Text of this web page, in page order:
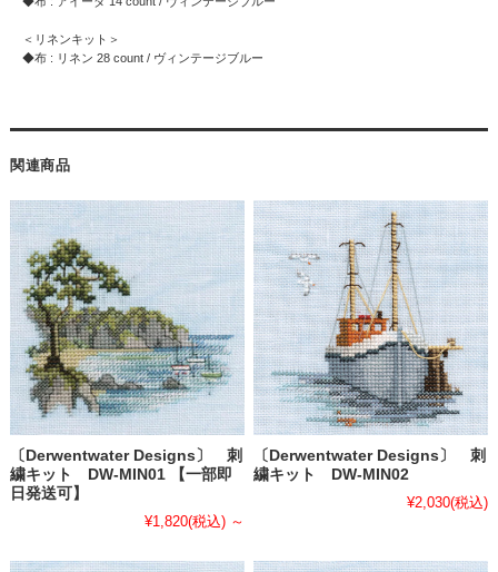
＜リネンキット＞
◆布 : リネン 28 count / ヴィンテージブルー
関連商品
〔Derwentwater Designs〕 刺
繍キット DW-MIN01 【一部即
日発送可】
¥1,820(税込) ～
〔Derwentwater Designs〕 刺
繍キット DW-MIN02
¥2,030(税込)